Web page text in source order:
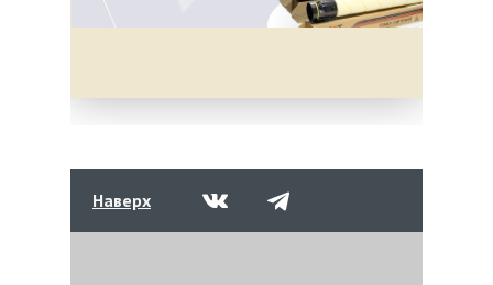
Наверх